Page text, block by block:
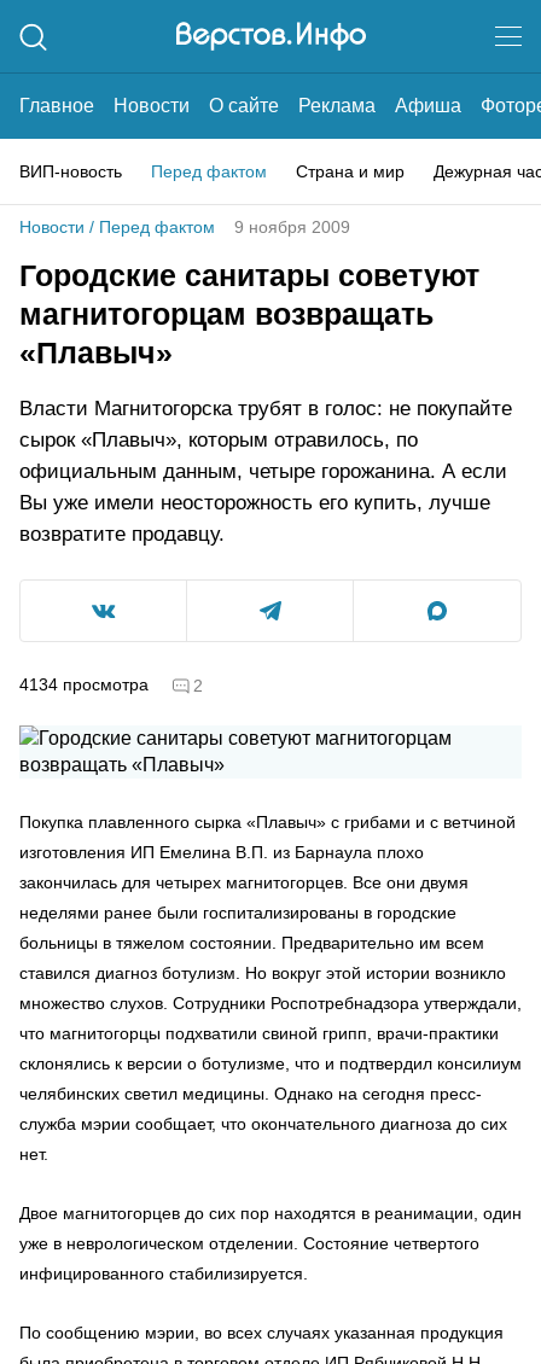
Главное Новости О сайте Реклама Афиша
ВИП-новость Перед фактом Страна и мир Дежурная
Новости / Перед фактом 9 ноября 2009
Городские санитары советуют
магнитогорцам возвращать
«Плавыч»
Власти Магнитогорска трубят в голос: не покупайте
сырок «Плавыч», которым отравилось, по
официальным данным, четыре горожанина. А если
Вы уже имели неосторожность его купить, лучше
возвратите продавцу.
4134 просмотра 2
Покупка плавленного сырка «Плавыч» с грибами и с ветчиной
изготовления ИП Емелина В.П. из Барнаула плохо
закончилась для четырех магнитогорцев. Все они двумя
неделями ранее были госпитализированы в городские
больницы в тяжелом состоянии. Предварительно им всем
ставился диагноз ботулизм. Но вокруг этой истории возникло
множество слухов. Сотрудники Роспотребнадзора утверждали,
что магнитогорцы подхватили свиной грипп, врачи-практики
склонялись к версии о ботулизме, что и подтвердил консилиум
челябинских светил медицины. Однако на сегодня пресс-
служба мэрии сообщает, что окончательного диагноза до сих
нет.
Двое магнитогорцев до сих пор находятся в реанимации, один
уже в неврологическом отделении. Состояние четвертого
инфицированного стабилизируется.
По сообщению мэрии, во всех случаях указанная продукция